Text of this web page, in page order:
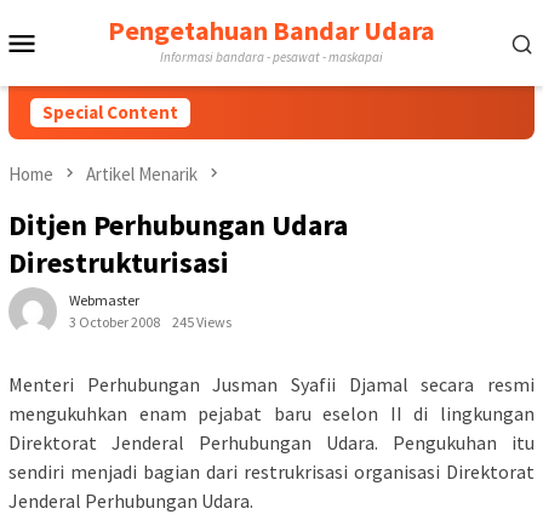
to
MobilePengetahuan Bandar Udara
Informasi bandara - pesawat - maskapai
Special Content
Home Artikel Menarik
Ditjen Perhubungan Udara
Direstrukturisasi
Webmaster
3 October 2008
245 Views
Menteri Perhubungan Jusman Syafii Djamal secara resmi
mengukuhkan enam pejabat baru eselon II di lingkungan
Direktorat Jenderal Perhubungan Udara. Pengukuhan itu
sendiri menjadi bagian dari restrukrisasi organisasi Direktorat
Jenderal Perhubungan Udara.